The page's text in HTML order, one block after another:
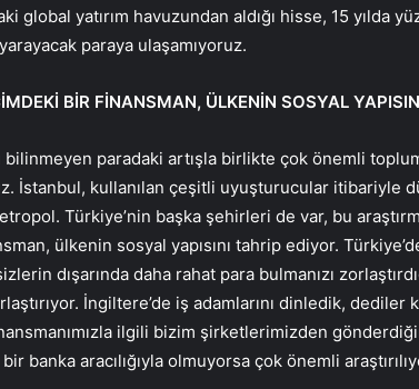
global yatırım havuzundan aldığı hisse, 15 yılda
paraya ulaşamıyoruz.
BİR FİNANSMAN, ÜLKENİN SOSYAL
bilinmeyen paradaki artışla birlikte çok önemli
İstanbul, kullanılan çeşitli uyuşturucular itibariyle
Türkiye’nin başka şehirleri de var, bu
ülkenin sosyal yapısını tahrip ediyor.
dışarında daha rahat para bulmanızı
İngiltere’de iş adamlarını dinledik,
ilgili bizim şirketlerimizden
bir banka aracılığıyla olmuyorsa çok önemli